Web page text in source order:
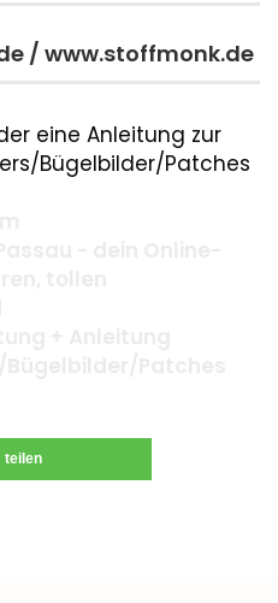
/ www.stoffmonk.de
eine Anleitung zur
Bügelbilder/Patches
teilen